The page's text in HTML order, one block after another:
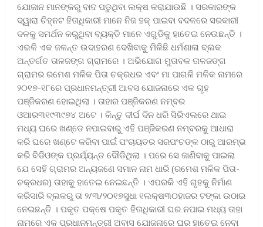
ଯୋଜାନ ମାନଙ୍କରୁ ବାଦ ପଡୁଥିବା ଲକ୍ଷ କରାଯାଉଛି । ସରକାରଙ୍କ
ଦ୍ୱାରା ଚିହ୍ନଟ ହିତାଧିକାରୀ ମାନେ ନିଜ ହକ୍ ପାଇବା ବଦଳରେ ସରକାରୀ
ଦଳକୁ ସମର୍ଥନ କରୁଥିବା ବ୍ୟକ୍ତି ମାନେ ଏଗୁଡିକୁ ହାତେଇ ନେଉଛନ୍ତି ।
ଏଭଳି ଏକ ଜଳନ୍ତ ଉଦାହରଣ ଦେଖିବାକୁ ମିଳିଛି ଧର୍ମଶାଳା ବ୍ଲକ
ଅନ୍ତର୍ଗତ ତାଳଜଙ୍ଗ ଗ୍ରାମରେ । ଅଭିଯୋଗ ମୁତାବକ ତାଳଜଙ୍ଗ
ଗ୍ରାମର ରମେଶ ମଳିକ ପିତା ଚକ୍ରଧର ଏବଂ ମା ପାଗଳି ମଳିକ ନାମରେ
୨୦୧୭-୧୮ରେ ପ୍ରଧାନମନ୍ତ୍ରୀ ଆବସ ଯୋଜନାରେ ଏକ ଗୃହ
ପଞ୍ଜିକରଣ ହୋଇଥିଲା । ତାହାର ପଞ୍ଜିକରଣ ନମ୍ବର
ଓଆର୩୧୯୩୯୭୪ ଅଟେ । କିନ୍ତୁ ଦୀର୍ଘ ଦିନ ଧରି ସିରିଏଲରେ ଥାଇ
ମଧ୍ୟ ଘରେ ଖଣ୍ଡେ ନପାଇବାରୁ ଏହି ପଞ୍ଜିକରଣ ନମ୍ବରକୁ ଆଧାରା
କରି ଘରେ ଖଣ୍ଟେ କରିବା ପାଇଁ ପଂଚାୟତର ସରପଂଚଙ୍କ ଠାରୁ ଆରମ୍ଭ
କରି ବିଡିଓଙ୍କ ପ୍ରର୍ଯ୍ୟନ୍ତ ଦୌଡିଥିଲା । ପରେ ସେ ଜାଣିବାକୁ ପାଇଲା
ଯେ ସେହି ଗ୍ରାମର ଅନ୍ୟଜଣେ ସମାନ ନାମ ଧାରି (ରମେଶ ମଳିକ ପିତା-
ଚକ୍ରଧର) ତାହାକୁ ହାତେଇ ନେଇଛନ୍ତି । ଏପରକି ଏହି ଗୃହକୁ ନିର୍ମାଣ
କରିସାରି ବ୍ଲକରୁ ତା ୨/୩/୨୦୧୭ସୁଧା ୧ଲକ୍ଷ୩୦ହାଜର ଟଙ୍କା ଉଠାଇ
ନେଇଛନ୍ତି । ପକୃତ ପକ୍ଷେ ପକୃତ ହିତାଧିକାରୀ ଘର ନପାଇ ମଧ୍ୟ ତାହା
ନାମରେ ଏକ ପ୍ରଧାନମନ୍ତ୍ରୀ ଅବାସ ଯୋଜନାରେ ଘର ହାତେଇ ନେବା